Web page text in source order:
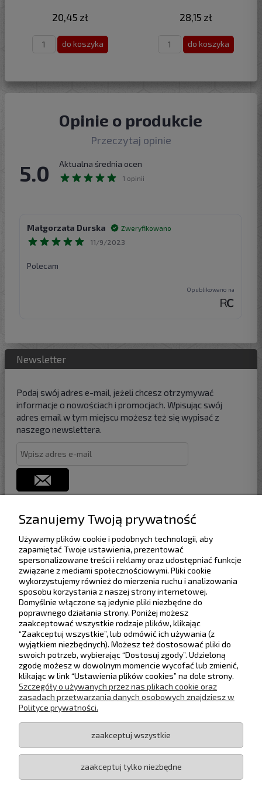
20,45 zł
do koszyka
28,15 zł
do koszyka
Newsletter
Podaj swój adres e-mail, jeżeli chcesz otrzymywać
informacje o nowościach i promocjach. Wpisując swój
adres email w tym miejscu możesz też się wypisać z
naszego newslettera.
Pomoc
Dostawa
Moje konto
Gwarancja i zwroty
O firmie
Śledź nas na
KOLORENO | ul. Krakowska 34/5, 32-051 Krzęcin | e-mail:
biuro@koloreno.pl| tel.: 790514222 | NIP: PL5512456639 | REGON:
121505404
Copyright 2014-2024KOLORENO®
Szanujemy Twoją prywatność
Używamy plików cookie i podobnych technologii, aby
zapamiętać Twoje ustawienia, prezentować
spersonalizowane treści i reklamy oraz udostępniać funkcje
związane z mediami społecznościowymi. Pliki cookie
wykorzystujemy również do mierzenia ruchu i analizowania
sposobu korzystania z naszej strony internetowej.
Domyślnie włączone są jedynie pliki niezbędne do
poprawnego działania strony. Poniżej możesz
zaakceptować wszystkie rodzaje plików, klikając
“Zaakceptuj wszystkie”, lub odmówić ich używania (z
wyjątkiem niezbędnych). Możesz też dostosować pliki do
swoich potrzeb, wybierając “Dostosuj zgody”. Udzieloną
zgodę możesz w dowolnym momencie wycofać lub zmienić,
klikając w link “Ustawienia plików cookies” na dole strony.
Szczegóły o używanych przez nas plikach cookie oraz
zasadach przetwarzania danych osobowych znajdziesz w
Polityce prywatności.
zaakceptuj wszystkie
zaakceptuj tylko niezbędne
Rabaty progowe Zwiń
Zwiększ wartość zamówienia, aby uzyskać
wyższy rabat.
Maksymalny rabat: 5%
500,00 zł 1%
3%
2000,00 zł
3000,00 zł 5%